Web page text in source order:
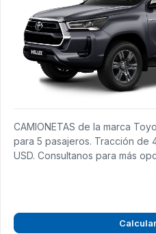
CAMIONETAS de la marca
para 5 pasajeros. Tracción de
USD. Consultanos para más